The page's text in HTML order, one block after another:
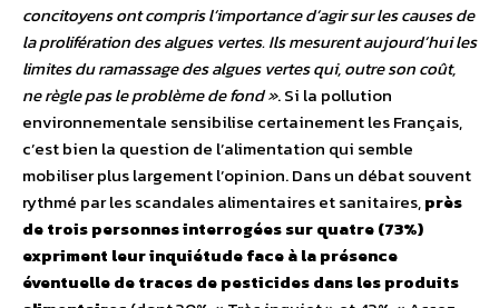
concitoyens ont compris l’importance d’agir sur les causes de
la prolifération des algues vertes. Ils mesurent aujourd’hui les
limites du ramassage des algues vertes qui, outre son coût,
ne règle pas le problème de fond ». Si la pollution
environnementale sensibilise certainement les Français,
c’est bien la question de l’alimentation qui semble
mobiliser plus largement l’opinion. Dans un débat souvent
rythmé par les scandales alimentaires et sanitaires,près
de trois personnes interrogées sur quatre (73%)
expriment leur inquiétude face à la présence
éventuelle de traces de pesticides dans les produits